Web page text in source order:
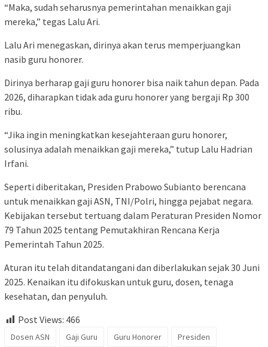
“Maka, sudah seharusnya pemerintahan menaikkan gaji
mereka,” tegas Lalu Ari.
Lalu Ari menegaskan, dirinya akan terus memperjuangkan
nasib guru honorer.
Dirinya berharap gaji guru honorer bisa naik tahun depan. Pada
2026, diharapkan tidak ada guru honorer yang bergaji Rp 300
ribu.
“Jika ingin meningkatkan kesejahteraan guru honorer,
solusinya adalah menaikkan gaji mereka,” tutup Lalu Hadrian
Irfani.
Seperti diberitakan, Presiden Prabowo Subianto berencana
untuk menaikkan gaji ASN, TNI/Polri, hingga pejabat negara.
Kebijakan tersebut tertuang dalam Peraturan Presiden Nomor
79 Tahun 2025 tentang Pemutakhiran Rencana Kerja
Pemerintah Tahun 2025.
Aturan itu telah ditandatangani dan diberlakukan sejak 30 Juni
2025. Kenaikan itu difokuskan untuk guru, dosen, tenaga
kesehatan, dan penyuluh.
Post Views: 466
Dosen ASN Gaji Guru Guru Honorer
Presiden